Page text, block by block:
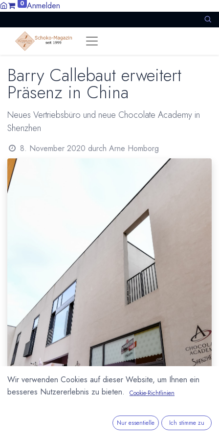
0 Anmelden
Barry Callebaut erweitert
Präsenz in China
Neues Vertriebsbüro und neue Chocolate Academy in
Shenzhen
8. November 2020 durch Arne Homborg
Wir verwenden Cookies auf dieser Website, um Ihnen ein
besseres Nutzererlebnis zu bieten.
Cookie-Richtlinien
Nur essentielle Ich stimme zu